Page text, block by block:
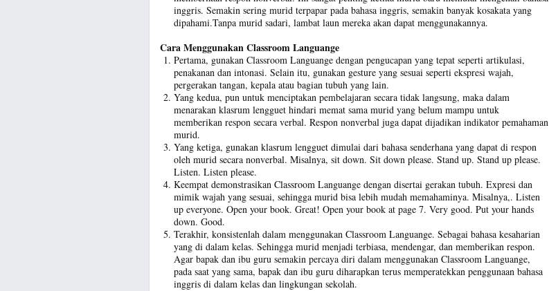
inggris. Semakin sering murid terpapar pada bahasa inggris, semakin banyak kosakata yang
dipahami.Tanpa murid sadari, lambat laun mereka akan dapat menggunakannya.
Cara Menggunakan Classroom Languange
Pertama, gunakan Classroom Languange dengan pengucapan yang tepat seperti artikulasi,
penakanan dan intonasi. Selain itu, gunakan gesture yang sesuai seperti ekspresi wajah,
pergerakan tangan, kepala atau bagian tubuh yang lain.
Yang kedua, pun untuk menciptakan pembelajaran secara tidak langsung, maka dalam
menarakan klasrum lengguet hindari memat sama murid yang belum mampu untuk
memberikan respon secara verbal. Respon nonverbal juga dapat dijadikan indikator pemahaman
murid.
Yang ketiga, gunakan klasrum lengguet dimulai dari bahasa senderhana yang dapat di respon
oleh murid secara nonverbal. Misalnya, sit down. Sit down please. Stand up. Stand up please.
Listen. Listen please.
Keempat demonstrasikan Classroom Languange dengan disertai gerakan tubuh. Expresi dan
mimik wajah yang sesuai, sehingga murid bisa lebih mudah memahaminya. Misalnya,. Listen
up everyone. Open your book. Great! Open your book at page 7. Very good. Put your hands
down. Good.
Terakhir, konsistenlah dalam menggunakan Classroom Languange. Sebagai bahasa kesaharian
yang di dalam kelas. Sehingga murid menjadi terbiasa, mendengar, dan memberikan respon.
Agar bapak dan ibu guru semakin percaya diri dalam menggunakan Classroom Languange,
pada saat yang sama, bapak dan ibu guru diharapkan terus memperatekkan penggunaan bahasa
inggris di dalam kelas dan lingkungan sekolah.